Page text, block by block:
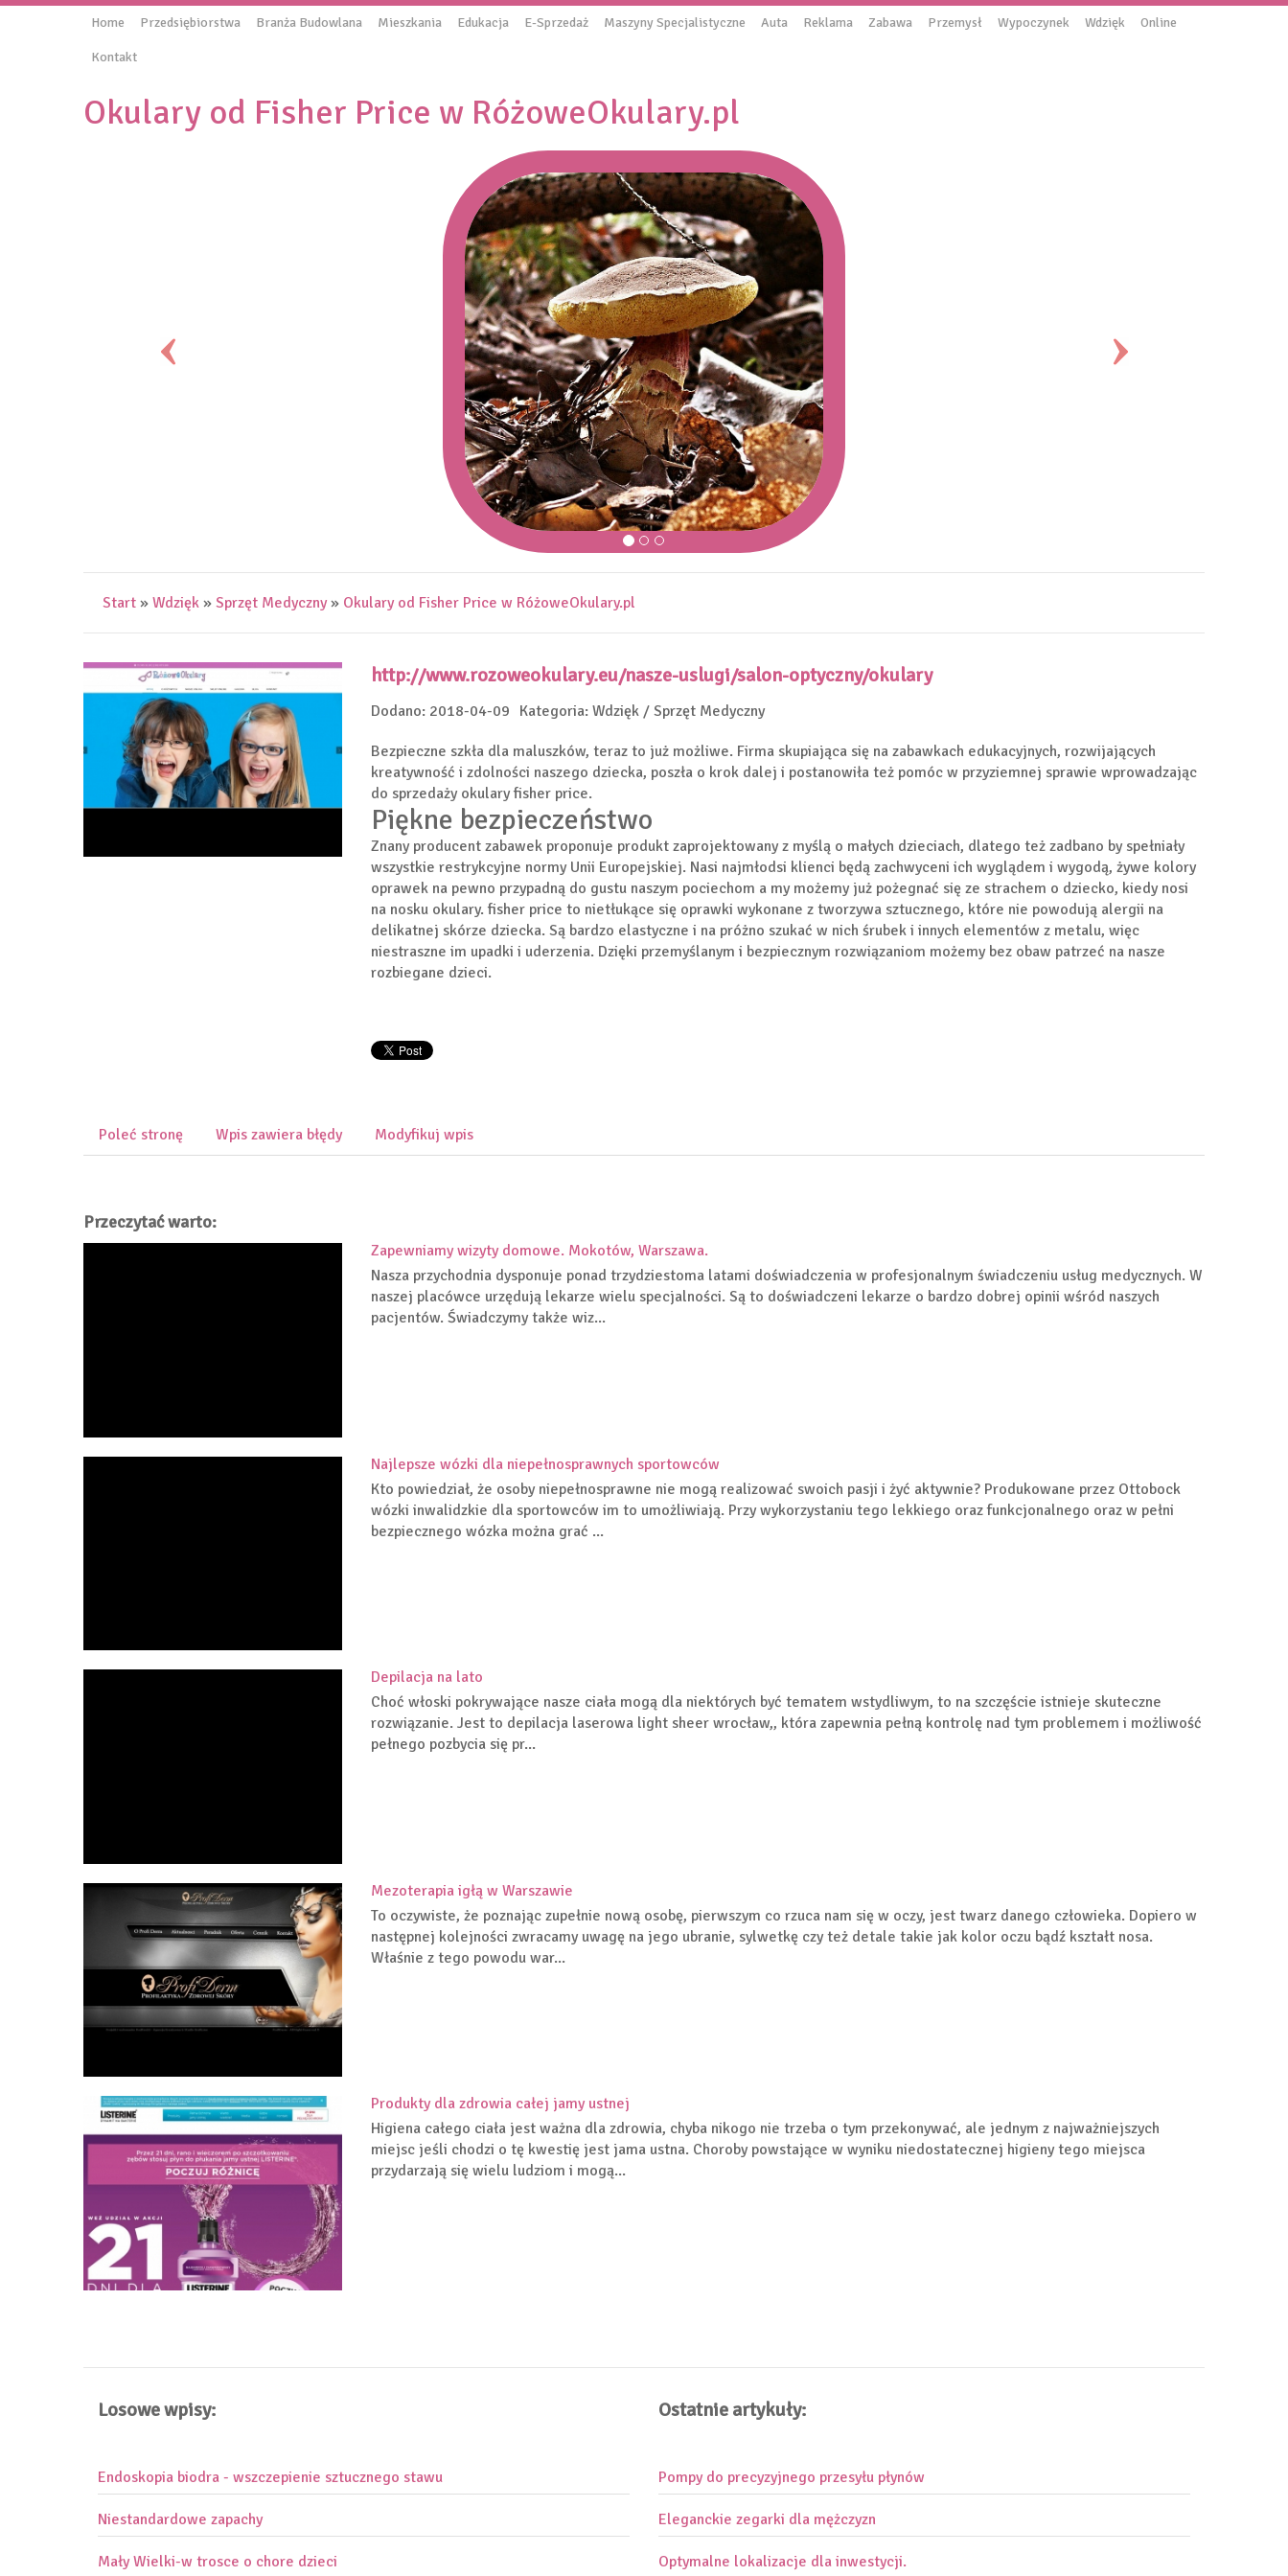
Home Przedsiębiorstwa Branża Budowlana Mieszkania Edukacja E-Sprzedaż Maszyny Specjalistyczne Auta Reklama Zabawa Przemysł Wypoczynek Wdzięk Online
Kontakt
Okulary od Fisher Price w RóżoweOkulary.pl
Start » Wdzięk » Sprzęt Medyczny» Okulary od Fisher Price w RóżoweOkulary.pl
http://www.rozoweokulary.eu/nasze-uslugi/salon-optyczny/okulary
Dodano: 2018-04-09 Kategoria: Wdzięk / Sprzęt Medyczny
Bezpieczne szkła dla maluszków, teraz to już możliwe. Firma skupiająca się na zabawkach edukacyjnych, rozwijających
kreatywność i zdolności naszego dziecka, poszła o krok dalej i postanowiła też pomóc w przyziemnej sprawie wprowadzając
do sprzedaży okulary fisher price.
Piękne bezpieczeństwo
Znany producent zabawek proponuje produkt zaprojektowany z myślą o małych dzieciach, dlatego też zadbano by spełniały
wszystkie restrykcyjne normy Unii Europejskiej. Nasi najmłodsi klienci będą zachwyceni ich wyglądem i wygodą, żywe kolory
oprawek na pewno przypadną do gustu naszym pociechom a my możemy już pożegnać się ze strachem o dziecko, kiedy nosi
na nosku okulary. fisher price to nietłukące się oprawki wykonane z tworzywa sztucznego, które nie powodują alergii na
delikatnej skórze dziecka. Są bardzo elastyczne i na próżno szukać w nich śrubek i innych elementów z metalu, więc
niestraszne im upadki i uderzenia. Dzięki przemyślanym i bezpiecznym rozwiązaniom możemy bez obaw patrzeć na nasze
rozbiegane dzieci.
Poleć stronę Wpis zawiera błędy Modyfikuj wpis
Przeczytać warto:
Zapewniamy wizyty domowe. Mokotów, Warszawa.
Nasza przychodnia dysponuje ponad trzydziestoma latami doświadczenia w profesjonalnym świadczeniu usług medycznych. W
naszej placówce urzędują lekarze wielu specjalności. Są to doświadczeni lekarze o bardzo dobrej opinii wśród naszych
pacjentów. Świadczymy także wiz...
Najlepsze wózki dla niepełnosprawnych sportowców
Kto powiedział, że osoby niepełnosprawne nie mogą realizować swoich pasji i żyć aktywnie? Produkowane przez Ottobock
wózki inwalidzkie dla sportowców im to umożliwiają. Przy wykorzystaniu tego lekkiego oraz funkcjonalnego oraz w pełni
bezpiecznego wózka można grać ...
Depilacja na lato
Choć włoski pokrywające nasze ciała mogą dla niektórych być tematem wstydliwym, to na szczęście istnieje skuteczne
rozwiązanie. Jest to depilacja laserowa light sheer wrocław,, która zapewnia pełną kontrolę nad tym problemem i możliwość
pełnego pozbycia się pr...
Mezoterapia igłą w Warszawie
To oczywiste, że poznając zupełnie nową osobę, pierwszym co rzuca nam się w oczy, jest twarz danego człowieka. Dopiero w
następnej kolejności zwracamy uwagę na jego ubranie, sylwetkę czy też detale takie jak kolor oczu bądź kształt nosa.
Właśnie z tego powodu war...
Produkty dla zdrowia całej jamy ustnej
Higiena całego ciała jest ważna dla zdrowia, chyba nikogo nie trzeba o tym przekonywać, ale jednym z najważniejszych
miejsc jeśli chodzi o tę kwestię jest jama ustna. Choroby powstające w wyniku niedostatecznej higieny tego miejsca
przydarzają się wielu ludziom i mogą...
Losowe wpisy:
Endoskopia biodra - wszczepienie sztucznego stawu
Niestandardowe zapachy
Mały Wielki-w trosce o chore dzieci
Ostatnie artykuły:
Pompy do precyzyjnego przesyłu płynów
Eleganckie zegarki dla mężczyzn
Optymalne lokalizacje dla inwestycji.